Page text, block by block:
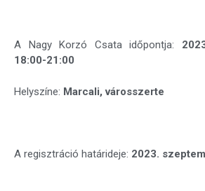
A Nagy Korzó Csata időpontja:
18:00-21:00
Helyszíne: Marcali, városszerte
A regisztráció határideje: 2023.